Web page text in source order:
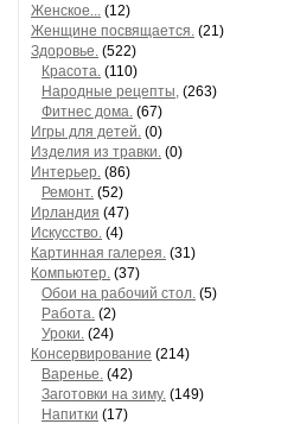
Женское... (12)
Женщине посвящается. (21)
Здоровье. (522)
Красота. (110)
Народные рецепты, (263)
Фитнес дома. (67)
Игры для детей. (0)
Изделия из травки. (0)
Интерьер. (86)
Ремонт. (52)
Ирландия (47)
Искусство. (4)
Картинная галерея. (31)
Компьютер. (37)
Обои на рабочий стол. (5)
Работа. (2)
Уроки. (24)
Консервирование (214)
Варенье. (42)
Заготовки на зиму. (149)
Напитки (17)